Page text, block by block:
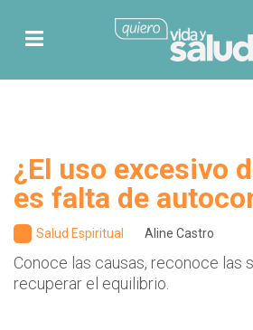
¿El uso excesivo
es falta de
Salud Espiritual Aline Castro
Conoce las causas, reconoce las
recuperar el equilibrio.